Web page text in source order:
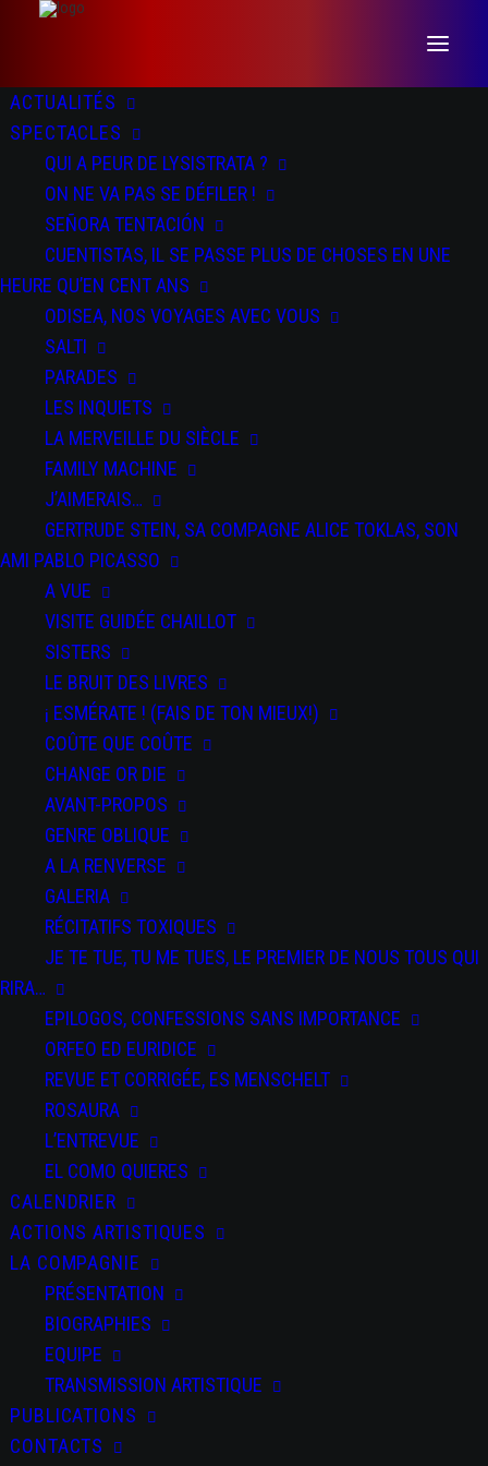
ACTUALITÉS
SPECTACLES
QUI A PEUR DE LYSISTRATA ?
ON NE VA PAS SE DÉFILER !
SEÑORA TENTACIÓN
CUENTISTAS, IL SE PASSE PLUS DE CHOSES EN UNE
HEURE QU’EN CENT ANS
ODISEA, NOS VOYAGES AVEC VOUS
SALTI
PARADES
LES INQUIETS
LA MERVEILLE DU SIÈCLE
FAMILY MACHINE
J’AIMERAIS…
GERTRUDE STEIN, SA COMPAGNE ALICE TOKLAS, SON
AMI PABLO PICASSO
A VUE
VISITE GUIDÉE CHAILLOT
SISTERS
LE BRUIT DES LIVRES
¡ ESMÉRATE ! (FAIS DE TON MIEUX!)
COÛTE QUE COÛTE
CHANGE OR DIE
AVANT-PROPOS
GENRE OBLIQUE
A LA RENVERSE
GALERIA
RÉCITATIFS TOXIQUES
JE TE TUE, TU ME TUES, LE PREMIER DE NOUS TOUS QUI
RIRA…
EPILOGOS, CONFESSIONS SANS IMPORTANCE
ORFEO ED EURIDICE
REVUE ET CORRIGÉE, ES MENSCHELT
ROSAURA
L’ENTREVUE
EL COMO QUIERES
CALENDRIER
ACTIONS ARTISTIQUES
LA COMPAGNIE
PRÉSENTATION
BIOGRAPHIES
EQUIPE
TRANSMISSION ARTISTIQUE
PUBLICATIONS
CONTACTS
CV animé
DATES DOSSIER PRESSE
Le 26 juin au COS à Nanteau-sur-Lunain à 15h
Dans le cadre de nos projets en Seine-et-Marne, en partenariat
avec la Maison Départementale des Solidarités de Nemours.